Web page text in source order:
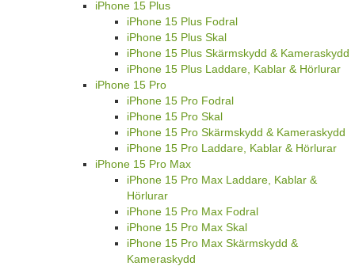
iPhone 15 Plus
iPhone 15 Plus Fodral
iPhone 15 Plus Skal
iPhone 15 Plus Skärmskydd & Kameraskydd
iPhone 15 Plus Laddare, Kablar & Hörlurar
iPhone 15 Pro
iPhone 15 Pro Fodral
iPhone 15 Pro Skal
iPhone 15 Pro Skärmskydd & Kameraskydd
iPhone 15 Pro Laddare, Kablar & Hörlurar
iPhone 15 Pro Max
iPhone 15 Pro Max Laddare, Kablar &
Hörlurar
iPhone 15 Pro Max Fodral
iPhone 15 Pro Max Skal
iPhone 15 Pro Max Skärmskydd &
Kameraskydd